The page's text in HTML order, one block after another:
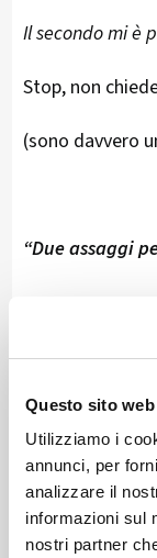
Questo sito
Utilizziamo i
annunci, per
analizzare il
informazioni sul
nostri partner
Il secondo mi è
Stop, non
(sono davvero
“Due assaggi
Tra un
le vie e i palazzi
l’occasione,
tipici della zona.